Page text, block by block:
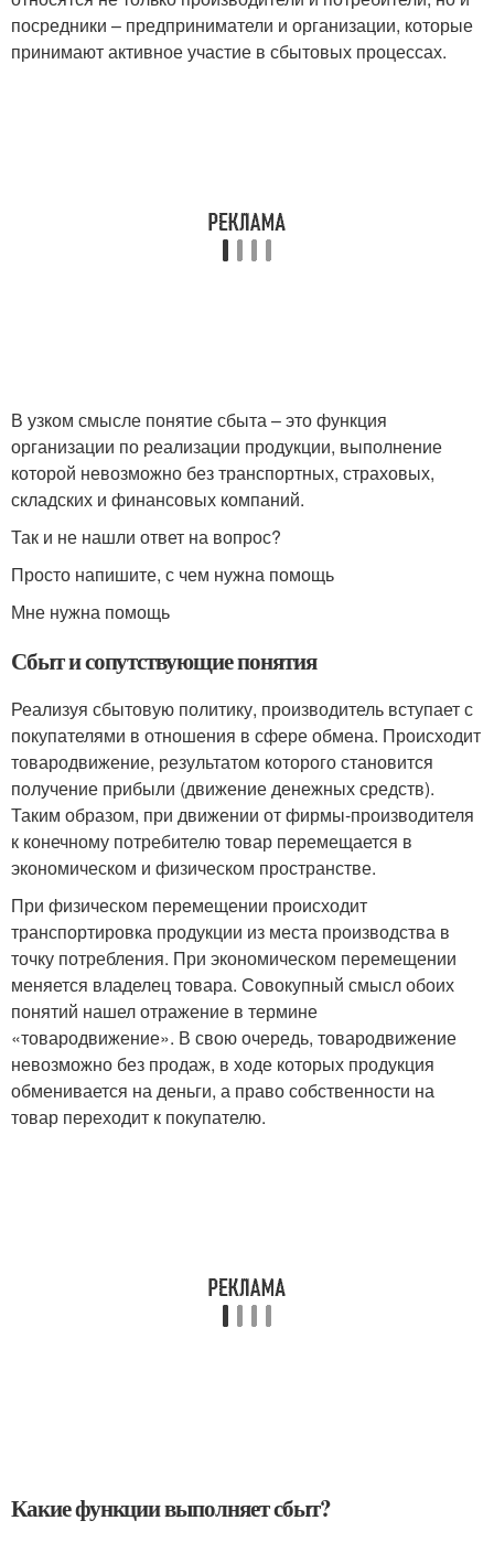
посредники – предприниматели и организации, которые
принимают активное участие в сбытовых процессах.
В узком смысле понятие сбыта – это функция
организации по реализации продукции, выполнение
которой невозможно без транспортных, страховых,
складских и финансовых компаний.
Так и не нашли ответ на вопрос?
Просто напишите, с чем нужна помощь
Мне нужна помощь
Сбыт и сопутствующие понятия
Реализуя сбытовую политику, производитель вступает с
покупателями в отношения в сфере обмена. Происходит
товародвижение, результатом которого становится
получение прибыли (движение денежных средств).
Таким образом, при движении от фирмы-производителя
к конечному потребителю товар перемещается в
экономическом и физическом пространстве.
При физическом перемещении происходит
транспортировка продукции из места производства в
точку потребления. При экономическом перемещении
меняется владелец товара. Совокупный смысл обоих
понятий нашел отражение в термине
«товародвижение». В свою очередь, товародвижение
невозможно без продаж, в ходе которых продукция
обменивается на деньги, а право собственности на
товар переходит к покупателю.
Какие функции выполняет сбыт?